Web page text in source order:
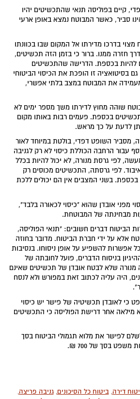
קיים בפוליסה תנאי שהתכשיטים יהיו
סביר, כאשר המבוטח נמצא באופן ארעי
בדרכו מדירתו אל המקום שבו בכוונתו
חזרה ממנו. ברור כי בזמן הזה תכשיטים,
להיות בכספת. הדרישה שהתכשיטים
בסיטואציה זו הופכת את הכיסוי הביטוחי
את המבוטח במצב בלתי אפשרי,
שוהה מחוץ לדירתו משך מספר ימים לא
בכספת. פעמים רבות באותו מקום
לדעת על כך מראש.
מסביר השופט דפדי, בולטת במיוחד לאור
עבור הרחבה הכוללת כיסוי לא רק לגניבה
לפי גרסת מנורה, לא יכול להיות בכלל
לפי גרסתה, התכשיטים מכוסים רק
בשני המצבים אין הם יכולים ללכת
מפני אובדן שהוא "כיסוי לכאורה בלבד",
מבחינתה של המבוטחת.
הביטוח דברים חשובים: "תנאי הפוליסה,
אלא על ידי חברת הביטוח. מדובר בחוזה
אפשרות להשפיע על אופן ניסוחו. בנסיבות
בניסוח הדברים, פועל לחובתה של
שלא לבטח אובדן של תכשיטים שאינם
היה עליה לכתוב זאת במפורש ולא לנסח
כי לאובדן תכשיטיה של פישר יש כיסוי
מילאה אחר דרישת הפוליסה כי התכשיטים
לפישר את מלוא תגמולי הביטוח בסך
דירה,ביטוח כל הסיכונים,גניבה פריצה,